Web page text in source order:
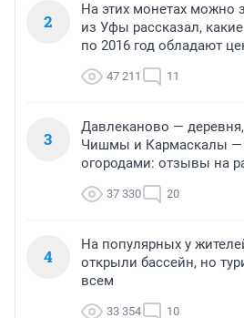
2
На этих монетах можно
из Уфы рассказал,
по 2016 год обладают
47 211 11
3
Давлеканово —
Чишмы и Кармаскалы —
огородами: отзывы на
37 330 20
4
На популярных у
открыли бассейн, но
всем
33 354 10